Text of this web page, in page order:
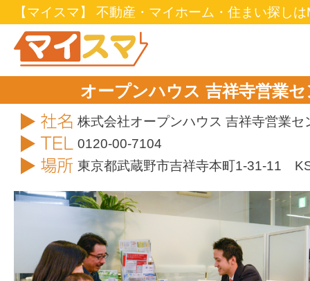
【マイスマ】 不動産・マイホーム・住まい探し
オープンハウス 吉祥寺営業
社名
株式会社オープンハウス 吉祥寺営業セ
TEL
0120-00-7104
住所
東京都武蔵野市吉祥寺本町1-31-11